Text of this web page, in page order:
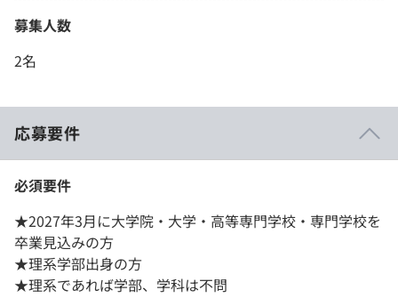
募集人数
2名
応募要件
必須要件
★2027年3月に大学院・大学・高等専門学校・専門学校を
卒業見込みの方
★理系学部出身の方
★理系であれば学部、学科は不問